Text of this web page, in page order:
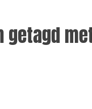
getagd